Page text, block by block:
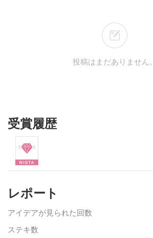
投稿はまだありません。
受賞履歴
レポート
アイデアが見られた回数
ステキ数